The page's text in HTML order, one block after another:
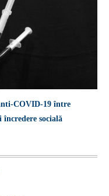
COVID-19 între
socială